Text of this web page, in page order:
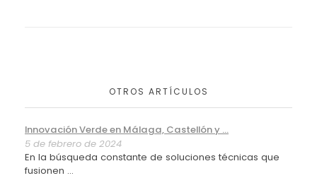
OTROS ARTÍCULOS
Innovación Verde en Málaga, Castellón y ...
5 de febrero de 2024
En la búsqueda constante de soluciones técnicas que
fusionen ...